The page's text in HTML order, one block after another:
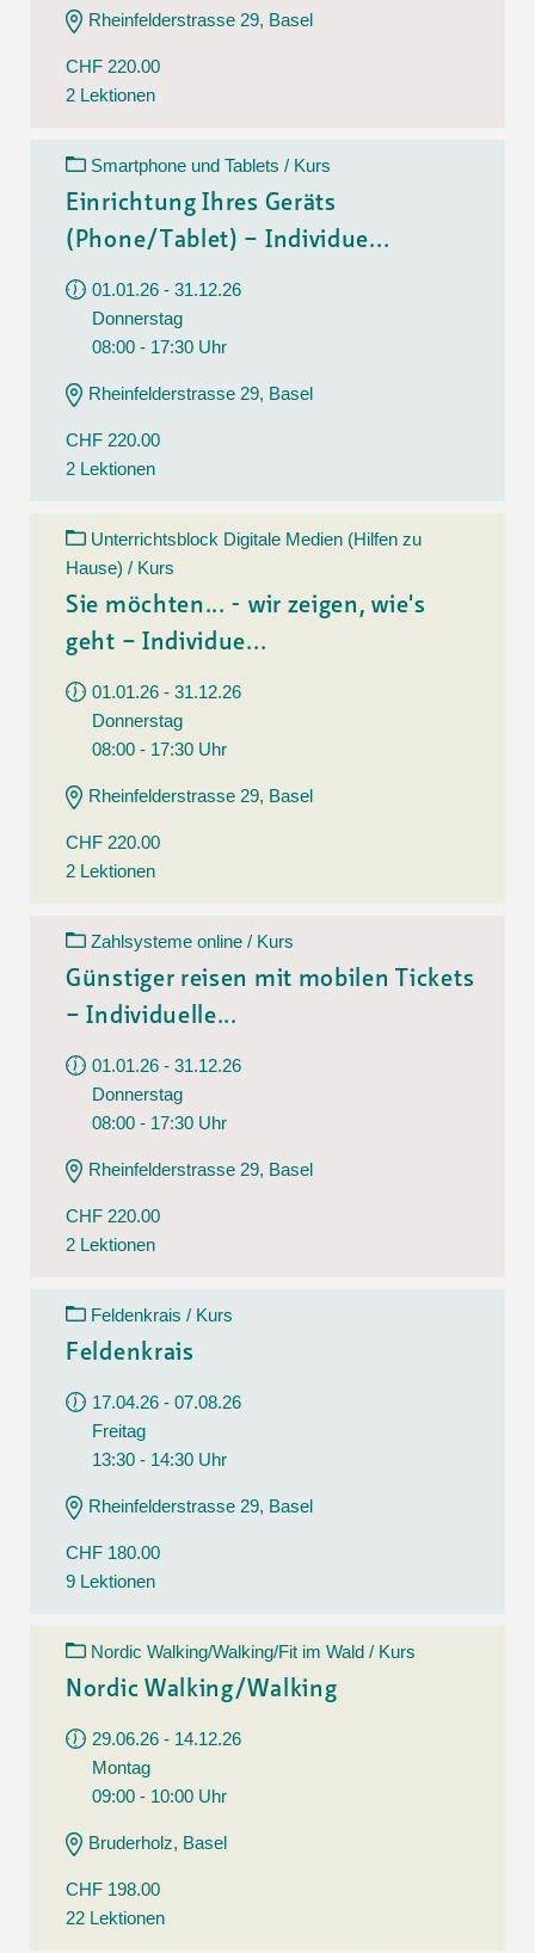
Rheinfelderstrasse 29, Basel
CHF 220.00
2 Lektionen
Smartphone und Tablets / Kurs
Einrichtung Ihres Geräts
(Phone/Tablet) – Individue...
01.01.26 - 31.12.26
Donnerstag
08:00 - 17:30 Uhr
Rheinfelderstrasse 29, Basel
CHF 220.00
2 Lektionen
Unterrichtsblock Digitale Medien (Hilfen zu
Hause) / Kurs
Sie möchten... - wir zeigen, wie's
geht – Individue...
01.01.26 - 31.12.26
Donnerstag
08:00 - 17:30 Uhr
Rheinfelderstrasse 29, Basel
CHF 220.00
2 Lektionen
Zahlsysteme online / Kurs
Günstiger reisen mit mobilen Tickets
– Individuelle...
01.01.26 - 31.12.26
Donnerstag
08:00 - 17:30 Uhr
Rheinfelderstrasse 29, Basel
CHF 220.00
2 Lektionen
Feldenkrais / Kurs
Feldenkrais
17.04.26 - 07.08.26
Freitag
13:30 - 14:30 Uhr
Rheinfelderstrasse 29, Basel
CHF 180.00
9 Lektionen
Nordic Walking/Walking/Fit im Wald / Kurs
Nordic Walking/Walking
29.06.26 - 14.12.26
Montag
09:00 - 10:00 Uhr
Bruderholz, Basel
CHF 198.00
22 Lektionen